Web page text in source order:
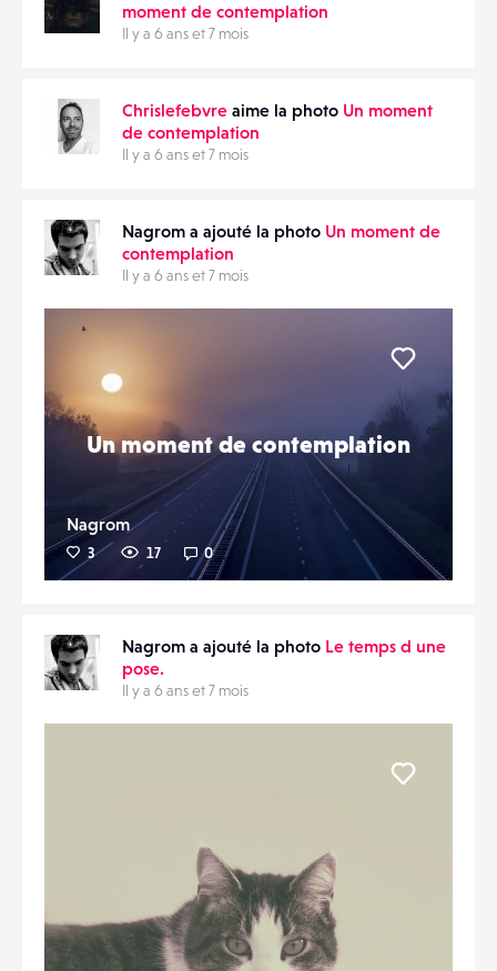
moment de contemplation
Il y a 6 ans et 7 mois
Chrislefebvre aime la photo Un moment
de contemplation
Il y a 6 ans et 7 mois
Nagrom a ajouté la photo Un moment de
contemplation
Il y a 6 ans et 7 mois
Un moment de contemplation
Nagrom
3 17 0
Nagrom a ajouté la photo Le temps d une
pose.
Il y a 6 ans et 7 mois